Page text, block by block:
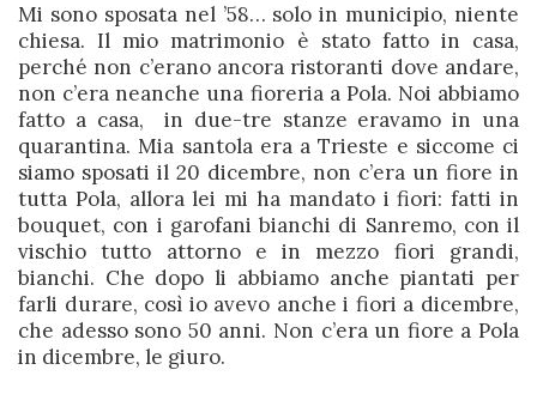
Mi sono sposata nel ’58… solo in municipio, niente
chiesa. Il mio matrimonio è stato fatto in casa,
perché non c’erano ancora ristoranti dove andare,
non c’era neanche una fioreria a Pola. Noi abbiamo
fatto a casa, in due-tre stanze eravamo in una
quarantina. Mia santola era a Trieste e siccome ci
siamo sposati il 20 dicembre, non c’era un fiore in
tutta Pola, allora lei mi ha mandato i fiori: fatti in
bouquet, con i garofani bianchi di Sanremo, con il
vischio tutto attorno e in mezzo fiori grandi,
bianchi. Che dopo li abbiamo anche piantati per
farli durare, così io avevo anche i fiori a dicembre,
che adesso sono 50 anni. Non c’era un fiore a Pola
in dicembre, le giuro.